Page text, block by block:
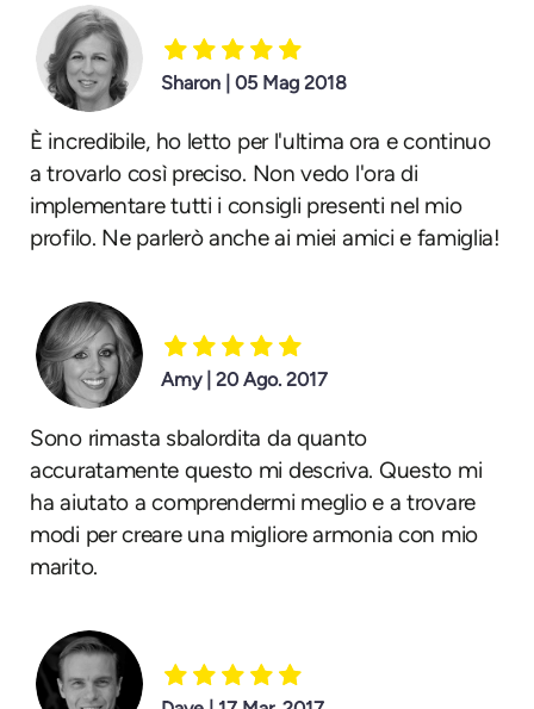
Sharon | 05 Mag 2018
È incredibile, ho letto per l'ultima ora e continuo
a trovarlo così preciso. Non vedo l'ora di
implementare tutti i consigli presenti nel mio
profilo. Ne parlerò anche ai miei amici e famiglia!
Amy | 20 Ago. 2017
Sono rimasta sbalordita da quanto
accuratamente questo mi descriva. Questo mi
ha aiutato a comprendermi meglio e a trovare
modi per creare una migliore armonia con mio
marito.